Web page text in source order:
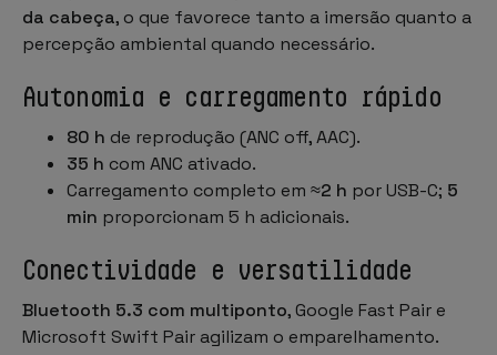
da cabeça, o que favorece tanto a imersão quanto a
percepção ambiental quando necessário.
Autonomia e carregamento rápido
80 h de reprodução (ANC off, AAC).
35 h com ANC ativado.
Carregamento completo em ≈2 h por USB-C; 5
min proporcionam 5 h adicionais.
Conectividade e versatilidade
Bluetooth 5.3 com multiponto, Google Fast Pair e
Microsoft Swift Pair agilizam o emparelhamento.